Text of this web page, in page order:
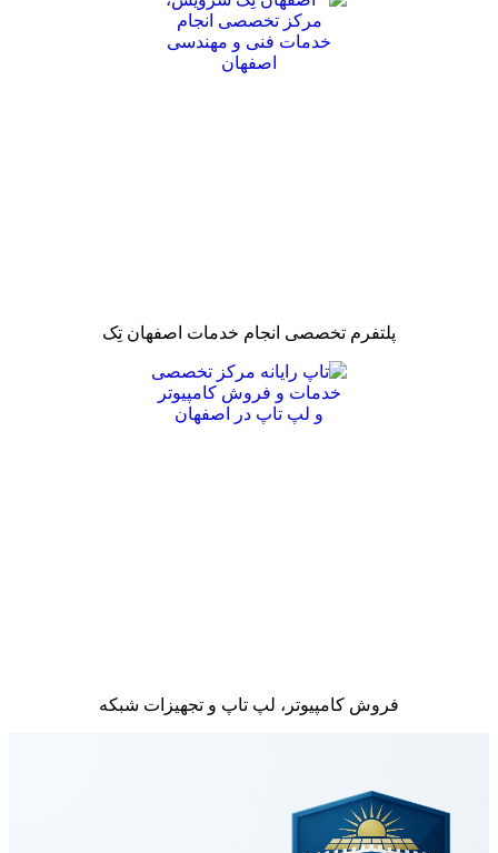
پلتفرم تخصصی انجام خدمات اصفهان تِک
فروش کامپیوتر، لپ تاپ و تجهیزات شبکه